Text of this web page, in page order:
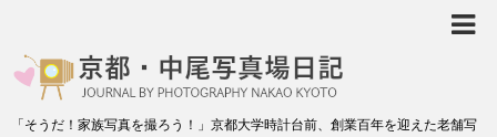
「そうだ！家族写真を撮ろう！」京都大学時計台前、創業百年を迎えた老舗写